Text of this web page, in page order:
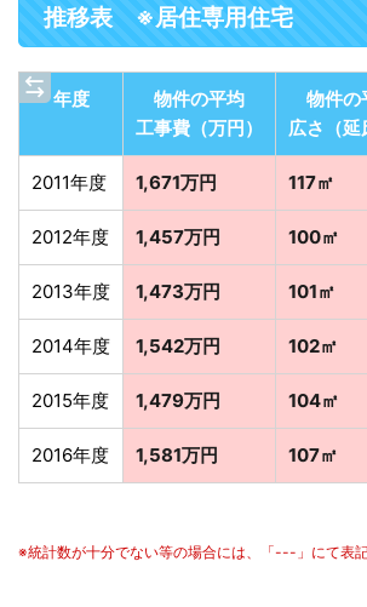
推移表 ※居住専用住宅
年度
物件の平均
工事費（万円）
物件の
広さ（延
2011年度 1,671万円 117㎡
2012年度 1,457万円 100㎡
2013年度 1,473万円 101㎡
2014年度 1,542万円 102㎡
2015年度 1,479万円 104㎡
2016年度 1,581万円 107㎡
※統計数が十分でない等の場合には、「---」にて表記